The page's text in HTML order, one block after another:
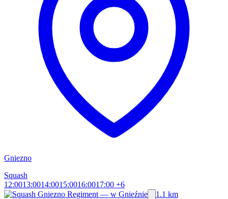
Gniezno
Squash
12:0013:0014:0015:0016:0017:00 +6
1.1 km